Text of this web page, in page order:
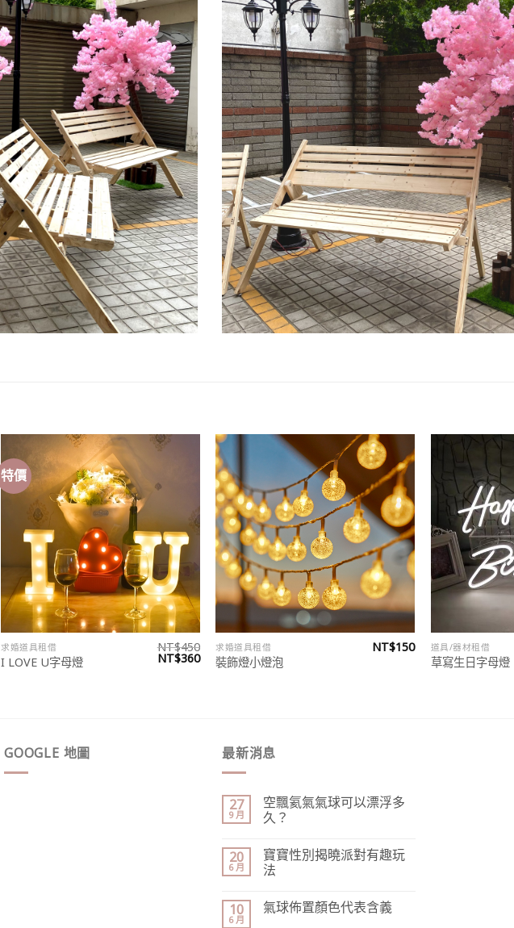
特價
求婚道具租借
I LOVE U字母燈
NT$450
原
NT$360目
Add to
wishlist
求婚道具租借
裝飾燈小燈泡
NT$150 道具/器材租借
草寫生日字母燈
GOOGLE 地圖 最新消息
27
9 月
空飄氦氣氣球可以漂浮多
久？
20
6 月
寶寶性別揭曉派對有趣玩
法
10
6 月
氣球佈置顏色代表含義